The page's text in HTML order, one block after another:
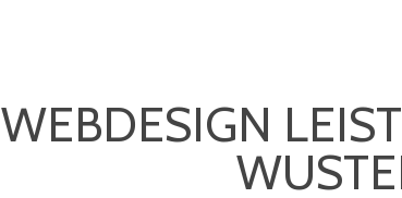
WEBDESIGN